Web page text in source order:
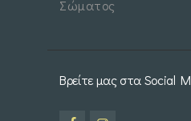
Σώματος
Βρείτε μας στα Social